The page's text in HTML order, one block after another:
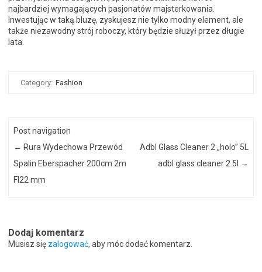
najbardziej wymagających pasjonatów majsterkowania.
Inwestując w taką bluzę, zyskujesz nie tylko modny element, ale
także niezawodny strój roboczy, który będzie służył przez długie
lata.
Category: Fashion
Post navigation
← Rura Wydechowa Przewód
Spalin Eberspacher 200cm 2m
FI22 mm
Adbl Glass Cleaner 2 „holo” 5L
adbl glass cleaner 2 5l →
Dodaj komentarz
Musisz się zalogować, aby móc dodać komentarz.